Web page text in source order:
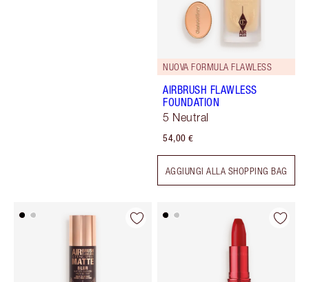
NUOVA FORMULA FLAWLESS
AIRBRUSH FLAWLESS
FOUNDATION
5 Neutral
54,00 €
AGGIUNGI ALLA SHOPPING BAG